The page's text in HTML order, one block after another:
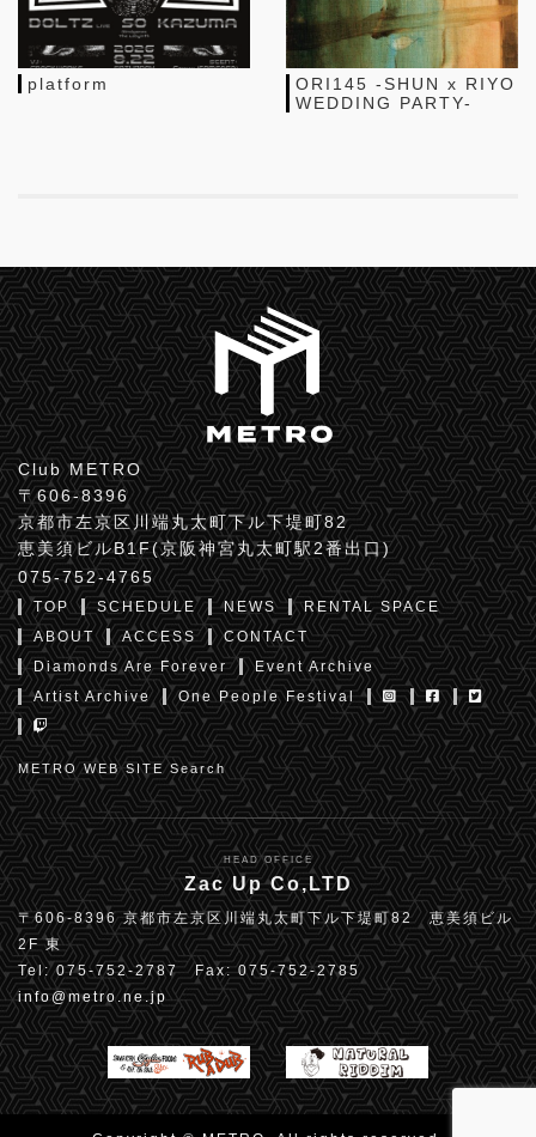
platform
ORI145 -SHUN x RIYO
WEDDING PARTY-
Club METRO
〒606-8396
京都市左京区川端丸太町下ル下堤町82
恵美須ビルB1F(京阪神宮丸太町駅2番出口)
075-752-4765
TOP SCHEDULE NEWS
RENTAL SPACE
ABOUT
ACCESS
CONTACT
Diamonds Are Forever
Event Archive
Artist Archive
One People Festival
METRO WEB SITE Search
HEAD OFFICE
Zac Up Co,LTD
〒606-8396 京都市左京区川端丸太町下ル下堤町82 恵美須ビル
2F 東
Tel: 075-752-2787 Fax: 075-752-2785
info@metro.ne.jp